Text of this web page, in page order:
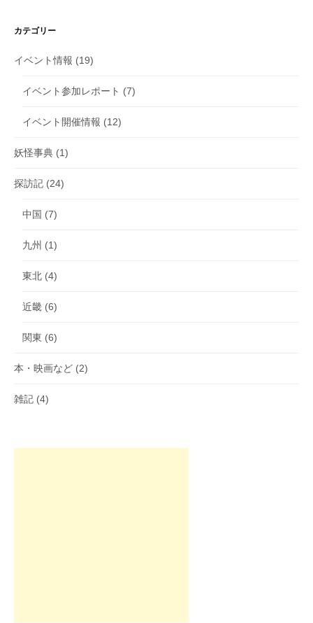
カテゴリー
イベント情報 (19)
イベント参加レポート (7)
イベント開催情報 (12)
妖怪事典 (1)
探訪記 (24)
中国 (7)
九州 (1)
東北 (4)
近畿 (6)
関東 (6)
本・映画など (2)
雑記 (4)